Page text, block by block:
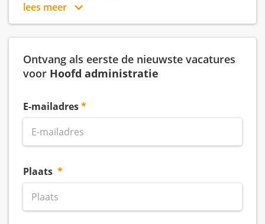
lees meer
Ontvang als eerste de nieuwste vacatures
voor Hoofd administratie
E-mailadres
Plaats